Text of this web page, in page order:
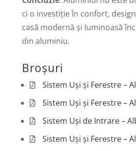
ci o investiție în confort,
casă modernă și luminoasă
din aluminiu.
Broșuri
Sistem Uși și Ferestre –
Sistem Uși și Ferestre –
Sistem Uși de Intrare –
Sistem Uși și Ferestre –